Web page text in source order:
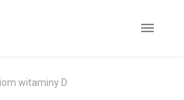
witaminy D